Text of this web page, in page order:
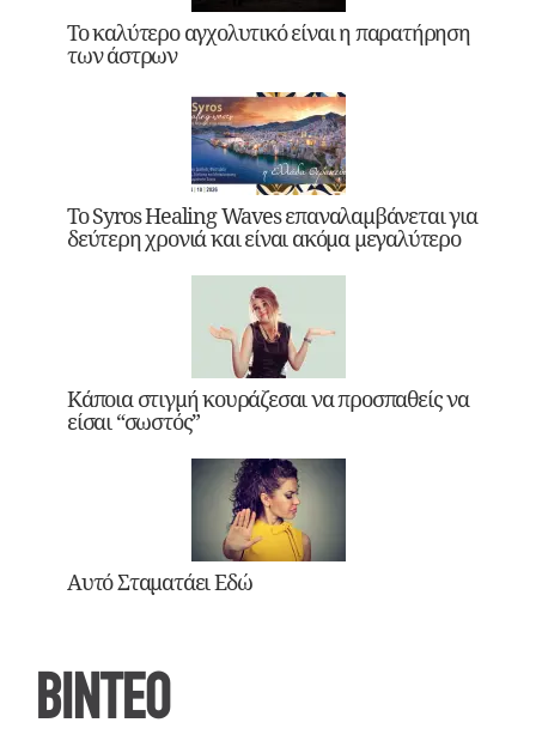
Το καλύτερο αγχολυτικό είναι η παρατήρηση
των άστρων
Το Syros Healing Waves επαναλαμβάνεται για
δεύτερη χρονιά και είναι ακόμα μεγαλύτερο
Κάποια στιγμή κουράζεσαι να προσπαθείς να
είσαι “σωστός”
Αυτό Σταματάει Εδώ
ΒΙΝΤΕΟ